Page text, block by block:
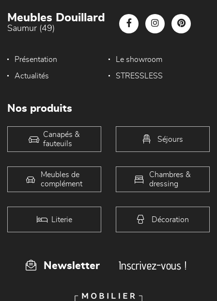
Meubles Douillard
Saumur (49)
Présentation Le showroom
Actualités STRESSLESS
Nos produits
Canapés &
fauteuils
Séjours
Meubles de
complément
Chambres &
dressing
Literie Décoration
Newsletter Inscrivez-vous !